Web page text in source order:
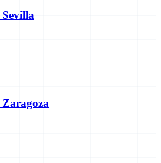
Sevilla
Zaragoza